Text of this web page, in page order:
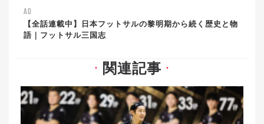
AD
【全話連載中】日本フットサルの黎明期から続く歴史と物
語｜フットサル三国志
▼ 関連記事 ▼